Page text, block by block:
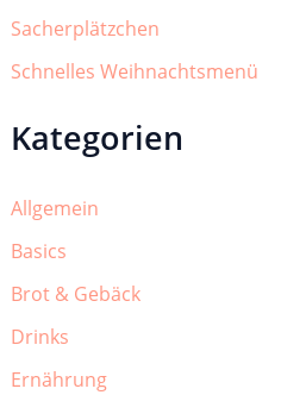
Sacherplätzchen
Schnelles Weihnachtsmenü
Kategorien
Allgemein
Basics
Brot & Gebäck
Drinks
Ernährung